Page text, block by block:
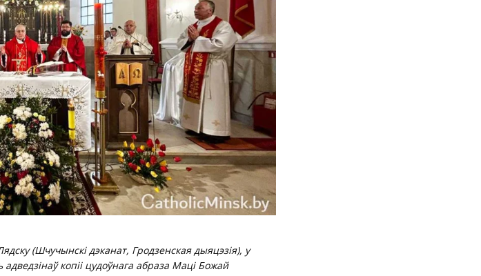
(Шчучынскі дэканат, Гродзенская дыяцэзія), у
адведзінаў копіі цудоўнага абраза Маці Божай